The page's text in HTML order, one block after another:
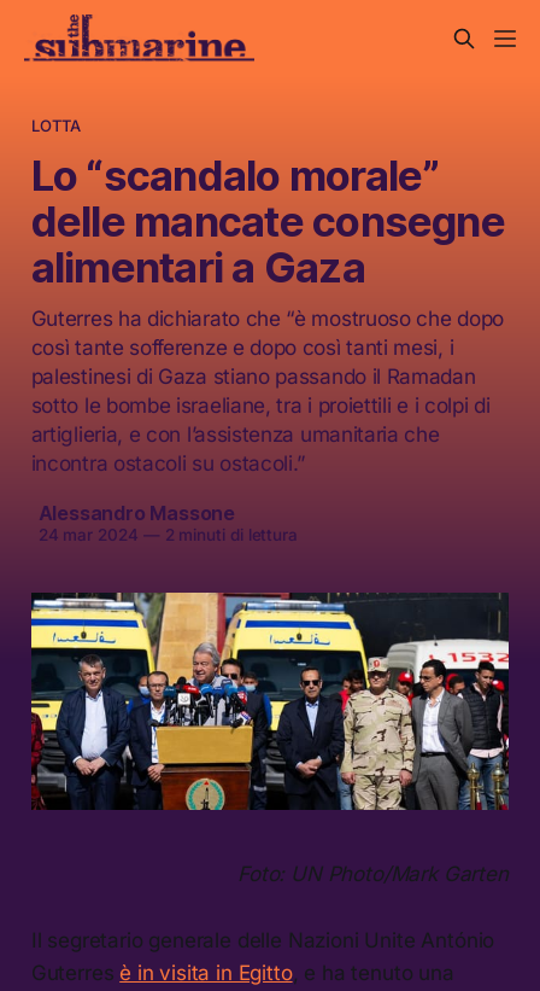
LOTTA
Lo “scandalo morale”
delle mancate consegne
alimentari a Gaza
Guterres ha dichiarato che “è mostruoso che dopo
così tante sofferenze e dopo così tanti mesi, i
palestinesi di Gaza stiano passando il Ramadan
sotto le bombe israeliane, tra i proiettili e i colpi di
artiglieria, e con l’assistenza umanitaria che
incontra ostacoli su ostacoli.”
Alessandro Massone
24 mar 2024 — 2 minuti di lettura
Foto: UN Photo/Mark Garten
Il segretario generale delle Nazioni Unite António
Guterres è in visita in Egitto, e ha tenuto una